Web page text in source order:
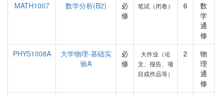
MATH1007
数学分析(B2)
必
修
笔试（闭卷） 6
数
学
通
修
PHYS1008A
大学物理-基础实
验A
必
修
大作业（论
文、报告、项
目或作品等）
2
物
理
通
修